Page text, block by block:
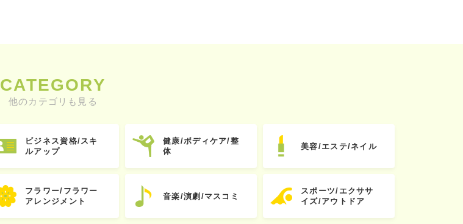
CATEGORY
他のカテゴリも見る
ビジネス資格/スキ
ルアップ
健康/ボディケア/整
体
美容/エステ/ネイル
フラワー/フラワー
アレンジメント
音楽/演劇/マスコミ
スポーツ/エクササ
イズ/アウトドア